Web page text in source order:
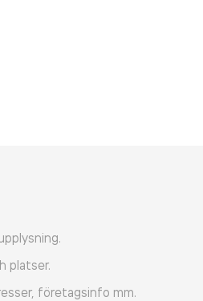
platser.
företagsinfo mm.